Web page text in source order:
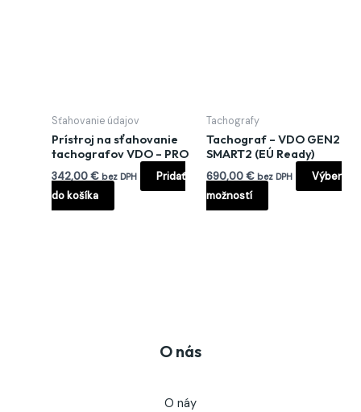
Sťahovanie údajov
Prístroj na sťahovanie
tachografov VDO – PRO
342,00€ bez DPH
Pridať
do košíka
Tachografy
Tachograf – VDO GEN2
SMART2 (EÚ Ready)
690,00€ bez DPH
Výber
možností
na
produktu.
O nás
O náy